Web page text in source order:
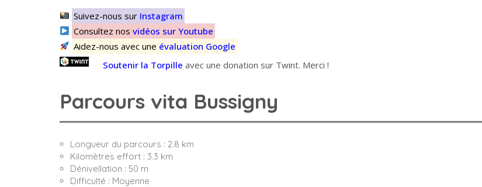
Suivez-nous sur Instagram
Consultez nosvidéos sur Youtube
Aidez-nous avec une évaluation Google
Soutenir la Torpille avec une donation sur Twint. Merci !
Parcours vita Bussigny
Longueur du parcours : 2.8 km
Kilomètres effort : 3.3 km
Dénivellation : 50 m
Difficulté : Moyenne